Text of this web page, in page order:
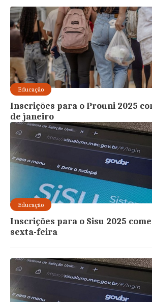
Educação
Inscrições para o Prouni 2025
de janeiro
Educação
Inscrições para o Sisu 2025
sexta-feira